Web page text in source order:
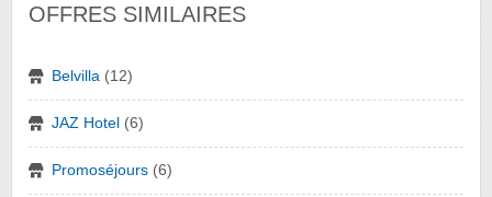
OFFRES SIMILAIRES
Belvilla (12)
JAZ Hotel (6)
Promoséjours (6)